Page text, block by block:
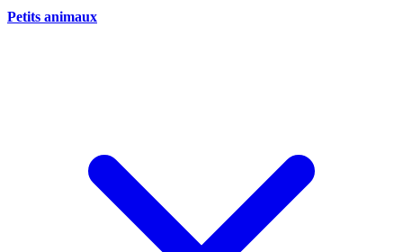
Petits animaux